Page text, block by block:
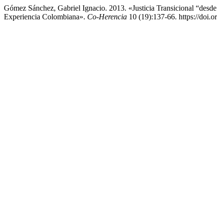
Gómez Sánchez, Gabriel Ignacio. 2013. «Justicia Transicional
Experiencia Colombiana». Co-Herencia 10 (19):137-66. https://